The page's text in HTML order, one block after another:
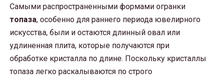
Самыми распространенными формами огранки
топаза, особенно для раннего периода ювелирного
искусства, были и остаются длинный овал или
удлиненная плита, которые получаются при
обработке кристалла по длине. Поскольку кристаллы
топаза легко раскалываются по строго